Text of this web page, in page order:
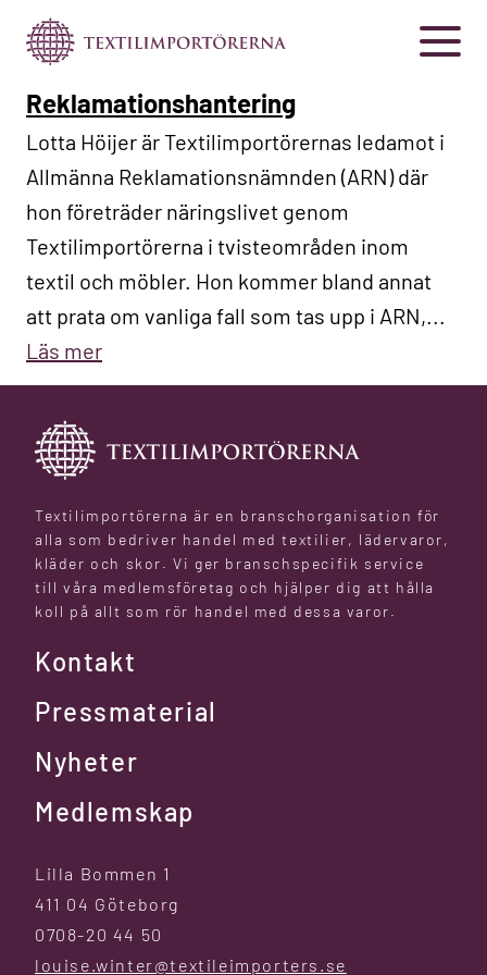
Reklamationshantering
Lotta Höijer är Textilimportörernas ledamot i
Allmänna Reklamationsnämnden (ARN) där
hon företräder näringslivet genom
Textilimportörerna i tvisteområden inom
textil och möbler. Hon kommer bland annat
att prata om vanliga fall som tas upp i ARN,...
Läs mer
Textilimportörerna är en branschorganisation för
alla som bedriver handel med textilier, lädervaror,
kläder och skor. Vi ger branschspecifik service
till våra medlemsföretag och hjälper dig att hålla
koll på allt som rör handel med dessa varor.
Kontakt
Pressmaterial
Nyheter
Medlemskap
Lilla Bommen 1
411 04 Göteborg
0708-20 44 50
louise.winter@textileimporters.se